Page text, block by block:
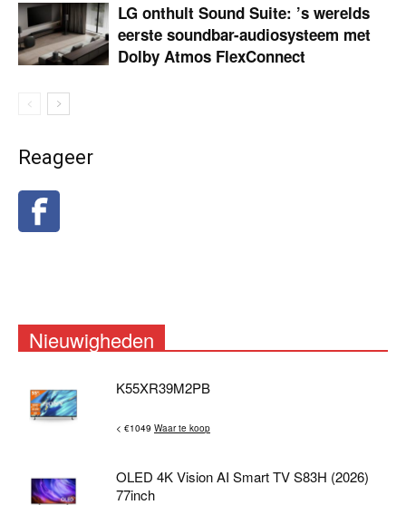
LG onthult Sound Suite: ’s werelds
eerste soundbar-audio­systeem met
Dolby Atmos FlexConnect
Reageer
Nieuwigheden
K55XR39M2PB
< €1049 Waar te koop
OLED 4K Vision AI Smart TV S83H (2026)
77inch